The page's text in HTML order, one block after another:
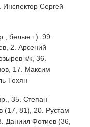
Сергей
белые г.): 99.
2. Арсений
к/к, 36.
17. Максим
Тохян
35. Степан
(17, 81), 20. Рустам
Даниил Фотиев (36,